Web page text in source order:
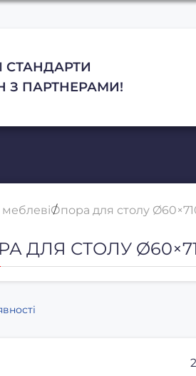
СТАНДАРТИ
З ПАРТНЕРАМИ!
Опора для столу
ДЛЯ СТОЛУ